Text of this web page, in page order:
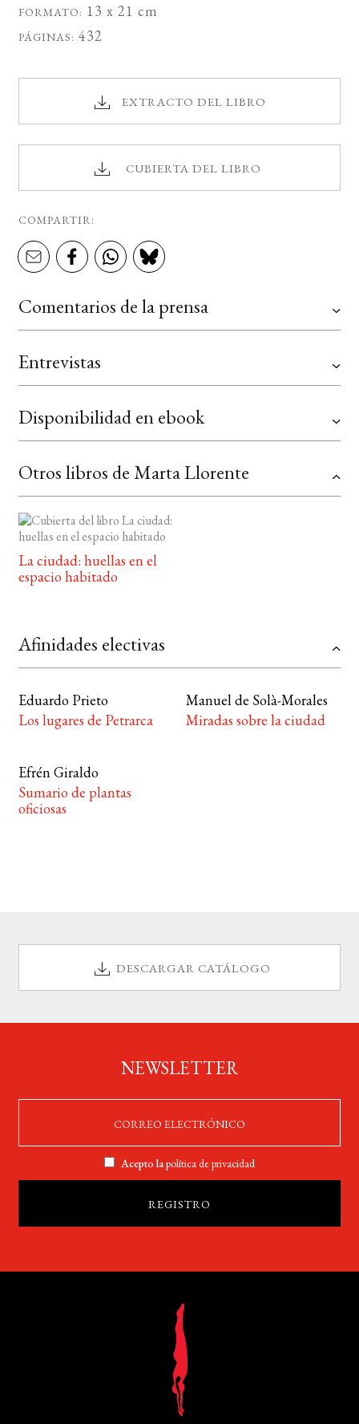
FORMATO: 13 x 21 cm
PÁGINAS: 432
EXTRACTO DEL LIBRO
CUBIERTA DEL LIBRO
COMPARTIR:
Comentarios de la prensa
Entrevistas
Disponibilidad en ebook
Otros libros de Marta Llorente
La ciudad: huellas en el
espacio habitado
Afinidades electivas
Eduardo Prieto
Los lugares de Petrarca
Manuel de Solà-Morales
Miradas sobre la ciudad
Efrén Giraldo
Sumario de plantas
oficiosas
DESCARGAR CATÁLOGO
NEWSLETTER
Acepto lapolítica de privacidad